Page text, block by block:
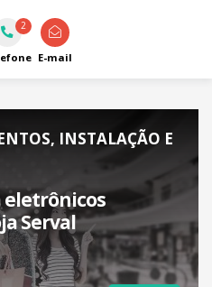
outros.
2
E-mail
INSTALAÇÃO E
eletrônicos
Serval